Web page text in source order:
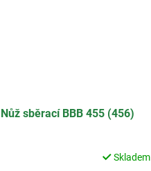
Nůž sběrací BBB 455 (456)
Skladem